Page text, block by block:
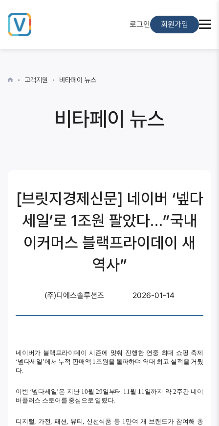
로그인 회원가입
고객지원 비타페이 뉴스
비타페이 뉴스
[브릿지경제신문] 네이버 ‘넾다
세일’로 1조원 팔았다…“국내
이커머스 블랙프라이데이 새
역사”
(주)디에스솔루션즈 2026-01-14
네이버가 블랙프라이데이 시즌에 맞춰 진행한 연중 최대 쇼핑 축제
‘넾다세일’에서 누적 판매액 1조원을 돌파하며 역대 최고 실적을 거뒀
다.
이번 ‘넾다세일’은 지난 10월 29일부터 11월 11일까지 약 2주간 네이
버플러스 스토어를 중심으로 열렸다.
디지털, 가전, 패션, 뷰티, 신선식품 등 1만여 개 브랜드가 참여해 총